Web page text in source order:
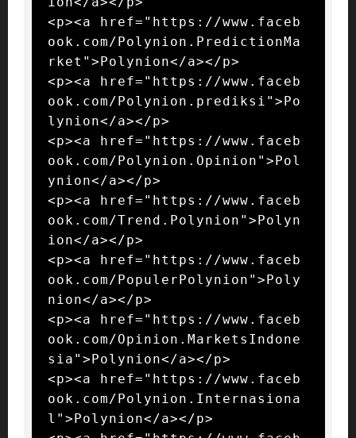
<p><a href="https://www.faceb
ook.com/Polynion.PredictionMa
rket">Polynion</a></p>
<p><a href="https://www.faceb
ook.com/Polynion.prediksi">Po
lynion</a></p>
<p><a href="https://www.faceb
ook.com/Polynion.Opinion">Pol
ynion</a></p>
<p><a href="https://www.faceb
ook.com/Trend.Polynion">Polyn
ion</a></p>
<p><a href="https://www.faceb
ook.com/PopulerPolynion">Poly
nion</a></p>
<p><a href="https://www.faceb
ook.com/Opinion.MarketsIndone
sia">Polynion</a></p>
<p><a href="https://www.faceb
ook.com/Polynion.Internasiona
l">Polynion</a></p>